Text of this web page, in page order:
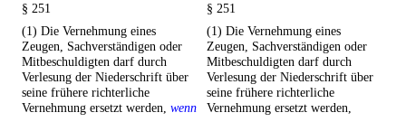
§ 251
§ 251
(1) Die Vernehmung eines
Zeugen, Sachverständigen oder
Mitbeschuldigten darf durch
Verlesung der Niederschrift über
seine frühere richterliche
Vernehmung ersetzt werden, wenn
(1) Die Vernehmung eines
Zeugen, Sachverständigen oder
Mitbeschuldigten darf durch
Verlesung der Niederschrift über
seine frühere richterliche
Vernehmung ersetzt werden,